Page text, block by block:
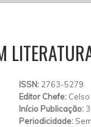
ISSN: 2763-5279
Editor Chefe:
Início Publicação:
Periodicidade: